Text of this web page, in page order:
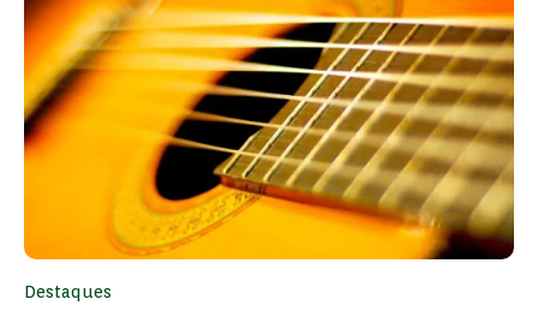
Destaques